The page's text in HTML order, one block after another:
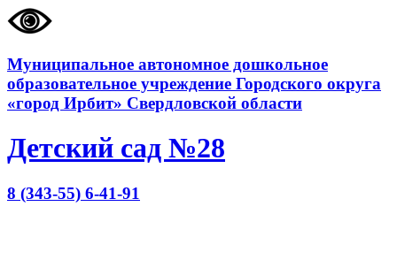
Муниципальное автономное дошкольное
образовательное учреждение Городского округа
«город Ирбит» Свердловской области
Детский сад №28
8 (343-55) 6-41-91